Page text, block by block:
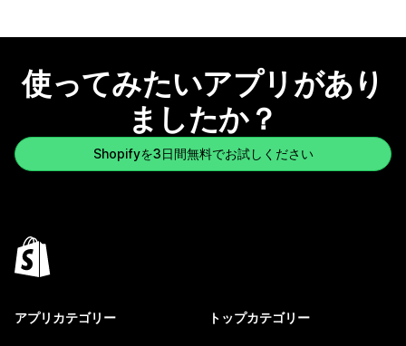
使ってみたいアプリがあり
ましたか？
Shopifyを3日間無料でお試しください
アプリカテゴリー トップカテゴリー